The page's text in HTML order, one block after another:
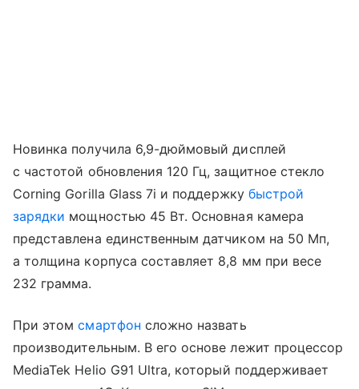
Новинка получила 6,9-дюймовый дисплей
с частотой обновления 120 Гц, защитное стекло
Corning Gorilla Glass 7i и поддержку быстрой
зарядки мощностью 45 Вт. Основная камера
представлена единственным датчиком на 50 Мп,
а толщина корпуса составляет 8,8 мм при весе
232 грамма.
При этомсмартфон сложно назвать
производительным. В его основе лежит процессор
MediaTek Helio G91 Ultra, который поддерживает